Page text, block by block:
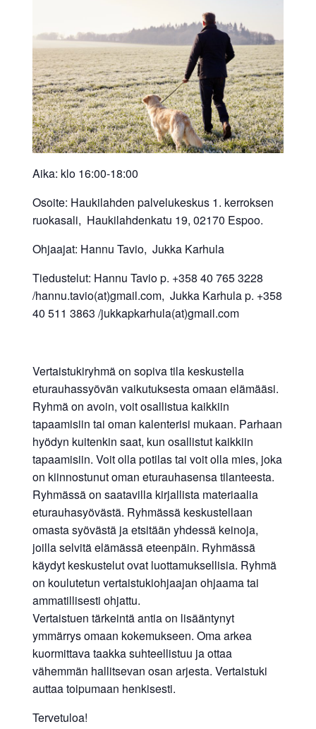
Aika: klo 16:00-18:00
Osoite: Haukilahden palvelukeskus 1. kerroksen
ruokasali, Haukilahdenkatu 19, 02170 Espoo.
Ohjaajat: Hannu Tavio, Jukka Karhula
Tiedustelut: Hannu Tavio p. +358 40 765 3228
/hannu.tavio(at)gmail.com, Jukka Karhula p. +358
40 511 3863 /jukkapkarhula(at)gmail.com
Vertaistukiryhmä on sopiva tila keskustella
eturauhassyövän vaikutuksesta omaan elämääsi.
Ryhmä on avoin, voit osallistua kaikkiin
tapaamisiin tai oman kalenterisi mukaan. Parhaan
hyödyn kuitenkin saat, kun osallistut kaikkiin
tapaamisiin. Voit olla potilas tai voit olla mies, joka
on kiinnostunut oman eturauhasensa tilanteesta.
Ryhmässä on saatavilla kirjallista materiaalia
eturauhasyövästä. Ryhmässä keskustellaan
omasta syövästä ja etsitään yhdessä keinoja,
joilla selvitä elämässä eteenpäin. Ryhmässä
käydyt keskustelut ovat luottamuksellisia. Ryhmä
on koulutetun vertaistukiohjaajan ohjaama tai
ammatillisesti ohjattu.
Vertaistuen tärkeintä antia on lisääntynyt
ymmärrys omaan kokemukseen. Oma arkea
kuormittava taakka suhteellistuu ja ottaa
vähemmän hallitsevan osan arjesta. Vertaistuki
auttaa toipumaan henkisesti.
Tervetuloa!